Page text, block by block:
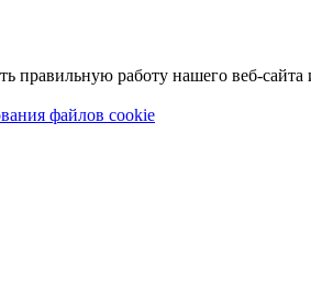
работу нашего веб-сайта
файлов cookie